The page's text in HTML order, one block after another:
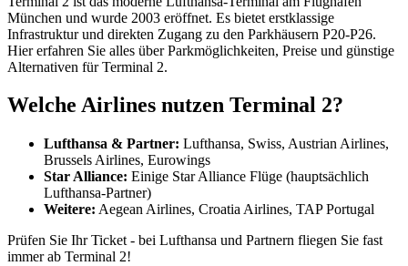
München und wurde 2003 eröffnet. Es bietet erstklassige
Infrastruktur und direkten Zugang zu den Parkhäusern P20-P26.
Hier erfahren Sie alles über Parkmöglichkeiten, Preise und günstige
Alternativen für Terminal 2.
Welche Airlines nutzen Terminal 2?
Lufthansa & Partner: Lufthansa, Swiss, Austrian Airlines,
Brussels Airlines, Eurowings
Star Alliance: Einige Star Alliance Flüge (hauptsächlich
Lufthansa-Partner)
Weitere: Aegean Airlines, Croatia Airlines, TAP Portugal
Prüfen Sie Ihr Ticket - bei Lufthansa und Partnern fliegen Sie fast
immer ab Terminal 2!